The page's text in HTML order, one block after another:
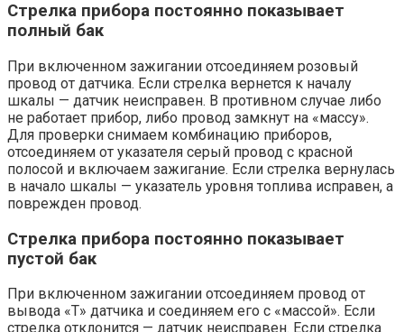
Стрелка прибора постоянно показывает
полный бак
При включенном зажигании отсоединяем розовый
провод от датчика. Если стрелка вернется к началу
шкалы — датчик неисправен. В противном случае либо
не работает прибор, либо провод замкнут на «массу».
Для проверки снимаем комбинацию приборов,
отсоединяем от указателя серый провод с красной
полосой и включаем зажигание. Если стрелка вернулась
в начало шкалы — указатель уровня топлива исправен, а
поврежден провод.
Стрелка прибора постоянно показывает
пустой бак
При включенном зажигании отсоединяем провод от
вывода «Т» датчика и соединяем его с «массой». Если
стрелка отклонится — датчик неисправен. Если стрелка